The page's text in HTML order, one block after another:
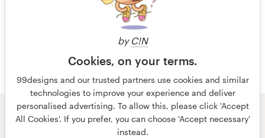
by C!N
Cookies, on your terms.
99designs and our trusted partners use cookies and similar
technologies to improve your experience and deliver
personalised advertising. To allow this, please click 'Accept
All Cookies'. If you prefer, you can choose 'Accept necessary'
instead.
© 99designs
door Vista
Algemene voorwaarden